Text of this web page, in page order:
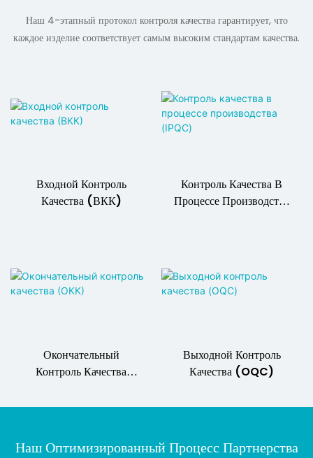
Наш 4-этапный протокол контроля качества гарантирует, что
каждое изделие соответствует самым высоким стандартам качества.
Входной Контроль
Качества (ВКК)
Контроль Качества В
Процессе Производства
Окончательный
Контроль Качества
Выходной Контроль
Качества (OQC)
Наш Оптимизированный Процесс Партнерства